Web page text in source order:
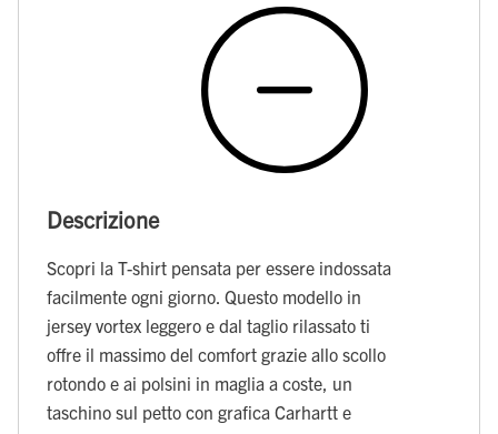
Descrizione
Scopri la T-shirt pensata per essere indossata
facilmente ogni giorno. Questo modello in
jersey vortex leggero e dal taglio rilassato ti
offre il massimo del comfort grazie allo scollo
rotondo e ai polsini in maglia a coste, un
taschino sul petto con grafica Carhartt e